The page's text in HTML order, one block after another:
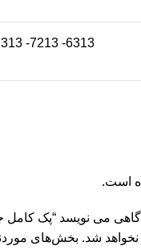
6313- 7213- 7313- 7413- E710a- e710n- h470- h470b- h470wbt- k7103- 325- 335- 375- 385- 428- 475- 2573- 2613-
است.
می نویسد “پک کامل
شد. بخش‌های